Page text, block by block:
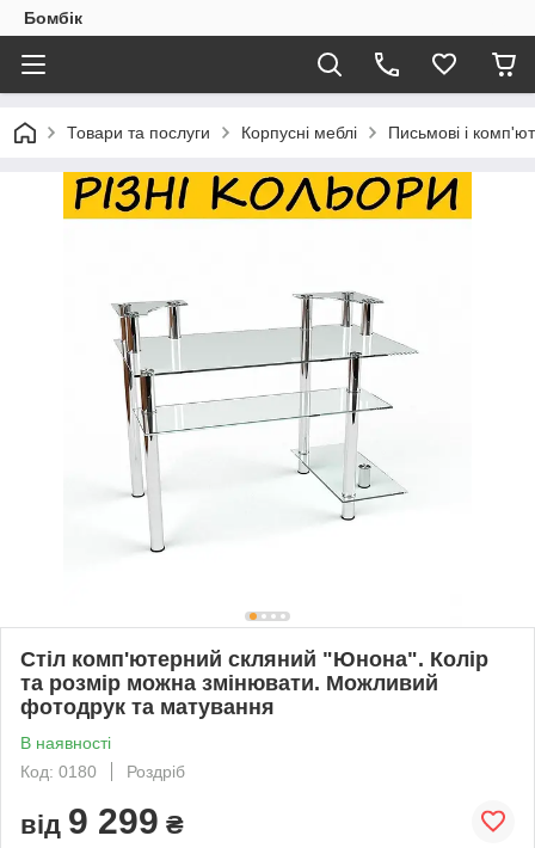
Бомбік
Товари та послуги Корпусні меблі Письмові і
Стіл комп'ютерний скляний "Юнона". Колір
та розмір можна змінювати. Можливий
фотодрук та матування
В наявності
Код: 0180
Роздріб
від 9 299 ₴